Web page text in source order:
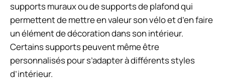
supports muraux ou de supports de plafond qui
permettent de mettre en valeur son vélo et d’en faire
un élément de décoration dans son intérieur.
Certains supports peuvent même être
personnalisés pour s’adapter à différents styles
d’intérieur.